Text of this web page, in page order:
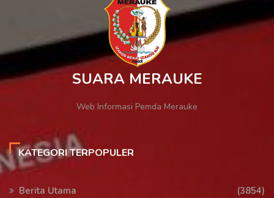
SUARA MERAUKE
Web Informasi Pemda Merauke
KATEGORI TERPOPULER
Berita Utama
(3854)